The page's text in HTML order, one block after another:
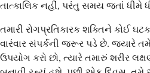
તાત્કાલિક નહીં, પરંતુ સમય જતાં ધીમે
તમારી રોગપ્રતિકારક શક્તિને કોઈ
વારંવાર સંપર્કની જરૂર પડે છે. જ્યારે
ઉપયોગ કરો છો, ત્યારે તમારું શરીર